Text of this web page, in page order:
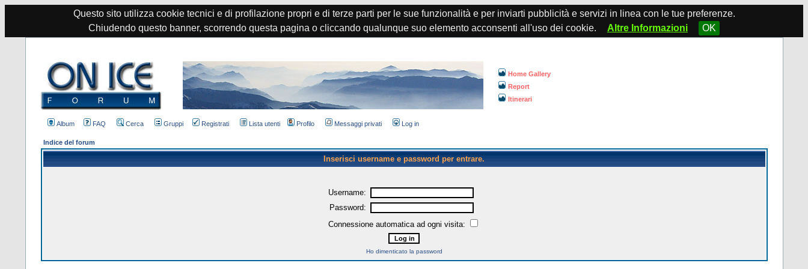
Questo sito utilizza cookie tecnici e di profilazione propri e di terze parti per le sue funzionalità e per inviarti pubblicità e servizi in linea con le tue preferenze.
Chiudendo questo banner, scorrendo questa pagina o cliccando qualunque suo elemento acconsenti all'uso dei cookie.
Altre Informazioni OK
Home Gallery
Report
Itinerari
Album FAQ Cerca Gruppi Registrati Lista utenti Profilo Messaggi privati Log in
Indice del forum
Inserisci username e password per entrare.
Username:
Password:
Connessione automatica ad ogni visita:
Ho dimenticato la password